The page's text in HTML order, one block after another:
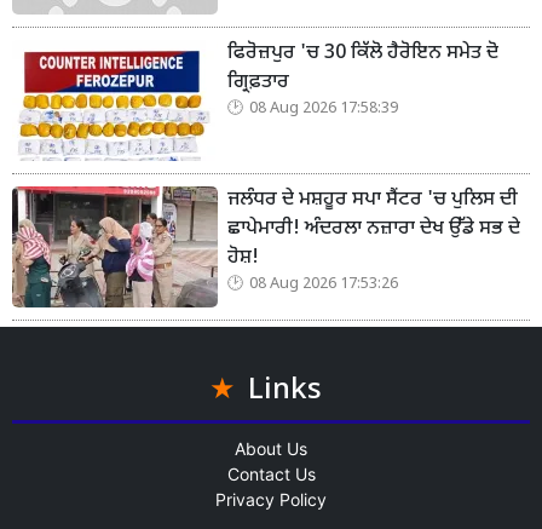
ਫਿਰੋਜ਼ਪੁਰ 'ਚ 30 ਕਿੱਲੋ ਹੈਰੋਇਨ ਸਮੇਤ ਦੋ
ਗ੍ਰਿਫ਼ਤਾਰ
08 Aug 2026 17:58:39
ਜਲੰਧਰ ਦੇ ਮਸ਼ਹੂਰ ਸਪਾ ਸੈਂਟਰ 'ਚ ਪੁਲਿਸ ਦੀ
ਛਾਪੇਮਾਰੀ! ਅੰਦਰਲਾ ਨਜ਼ਾਰਾ ਦੇਖ ਉੱਡੇ ਸਭ ਦੇ
ਹੋਸ਼!
08 Aug 2026 17:53:26
Links
About Us
Contact Us
Privacy Policy